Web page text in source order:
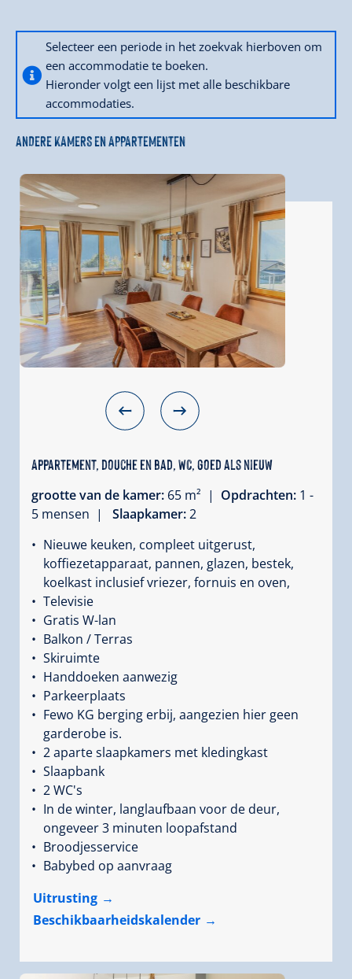
Selecteer een periode in het zoekvak hierboven om
een accommodatie te boeken.
Hieronder volgt een lijst met alle beschikbare
accommodaties.
ANDERE KAMERS EN APPARTEMENTEN
Appartement, douche en bad, WC, goed als nieuw
grootte van de kamer: 65 m² | Opdrachten: 1 -
5 mensen |
Slaapkamer:2
Nieuwe keuken, compleet uitgerust,
koffiezetapparaat, pannen, glazen, bestek,
koelkast inclusief vriezer, fornuis en oven,
Televisie
Gratis W-lan
Balkon / Terras
Skiruimte
Handdoeken aanwezig
Parkeerplaats
Fewo KG berging erbij, aangezien hier geen
garderobe is.
2 aparte slaapkamers met kledingkast
Slaapbank
2 WC's
In de winter, langlaufbaan voor de deur,
ongeveer 3 minuten loopafstand
Broodjesservice
Babybed op aanvraag
Uitrusting
Beschikbaarheidskalender